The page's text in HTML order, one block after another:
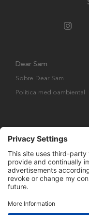
Dear Sam
Sobre Dear Sam
Política medioambiental
Derechos de autor ©